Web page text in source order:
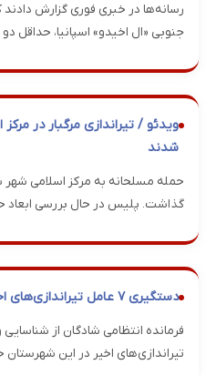
رسانه‌ها در خبری فوری گزارش دادند
جنوبی «ال اخیدو» اسپانیا، حداقل
شدند
گذاشت. پلیس در حال بررسی ابعاد
​​​​​​​دستگیری ۷ عامل تیراندازی‌های اخیر شادگان
فرمانده انتظامی شادگان از
تیراندازی‌های اخیر در این شهرستان